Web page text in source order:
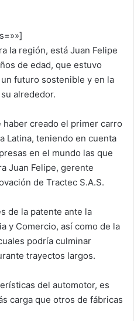
la región, está Juan Felipe
de edad, que estuvo
futuro sostenible y en la
alrededor.
creado el primer carro
Latina, teniendo en cuenta
en el mundo las que
Juan Felipe, gerente
de Tractec S.A.S.
de la patente ante la
y Comercio, así como de la
podría culminar
trayectos largos.
del automotor, es
carga que otros de fábricas